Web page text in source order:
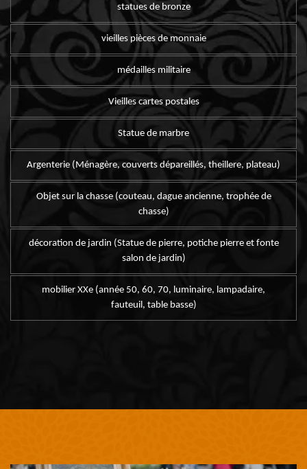
statues de bronze
vieilles pièces de monnaie
médailles militaire
Vieilles cartes postales
Statue de marbre
Argenterie (Ménagère, couverts dépareillés, theillere, plateau)
Objet sur la chasse (couteau, dague ancienne, trophée de
chasse)
décoration de jardin (Statue de pierre, potiche pierre et fonte
salon de jardin)
mobilier XXe (année 50, 60, 70, luminaire, lampadaire,
fauteuil, table basse)